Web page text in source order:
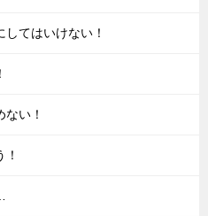
してはいけない！
い！